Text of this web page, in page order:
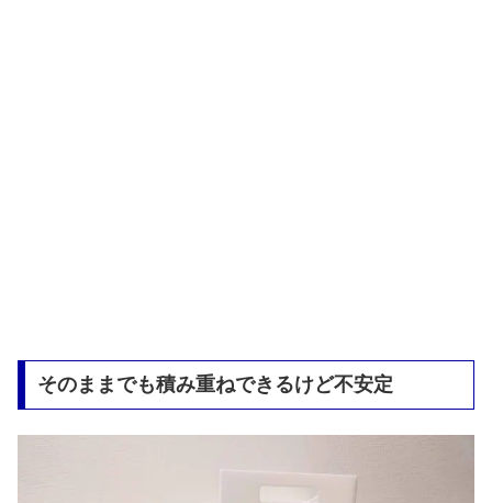
そのままでも積み重ねできるけど不安定